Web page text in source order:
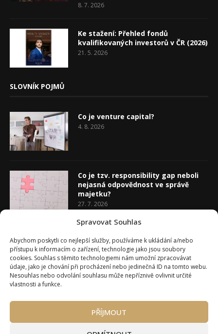
Spravovat Souhlas
Abychom poskytli co nejlepší služby, používáme k ukládání a/nebo
přístupu k informacím o zařízení, technologie jako jsou soubory
cookies. Souhlas s těmito technologiemi nám umožní zpracovávat
údaje, jako je chování při procházení nebo jedinečná ID na tomto webu.
Nesouhlas nebo odvolání souhlasu může nepříznivě ovlivnit určité
vlastnosti a funkce.
PŘÍJMOUT
8. 7. 2026
Ke stažení: Přehled fondů
kvalifikovaných investorů v ČR (2026)
21. 5. 2026
SLOVNÍK POJMŮ
Co je venture capital?
4. 8. 2026
Co je tzv. responsibility gap neboli
nejasná odpovědnost ve správě
majetku?
27. 7. 2026
20. 7. 2026
O Wealth Magazínu Můj účet
Kontakty
Máte zájem o spolupráci?